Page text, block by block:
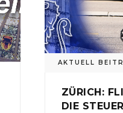
AKTUELL
ZÜRICH:
DIE